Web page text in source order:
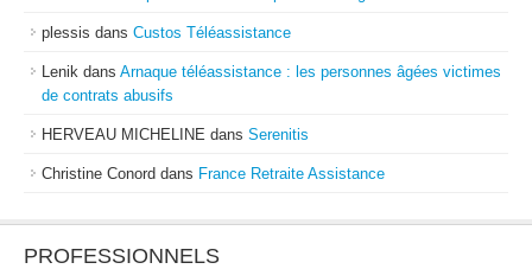
plessis dans Custos Téléassistance
Lenik dans Arnaque téléassistance : les personnes âgées victimes
de contrats abusifs
HERVEAU MICHELINE dans Serenitis
Christine Conord dans France Retraite Assistance
PROFESSIONNELS